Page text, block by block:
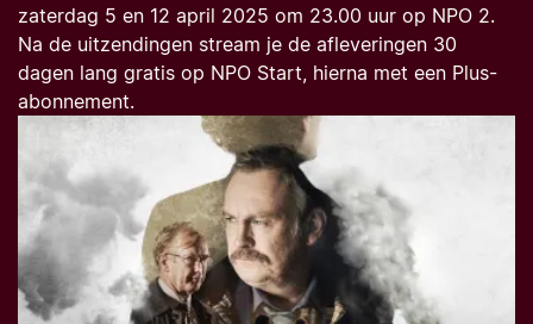
zaterdag 5 en 12 april 2025 om 23.00 uur op NPO 2.
Na de uitzendingen stream je de afleveringen 30
dagen lang gratis op NPO Start, hierna met een Plus-
abonnement.